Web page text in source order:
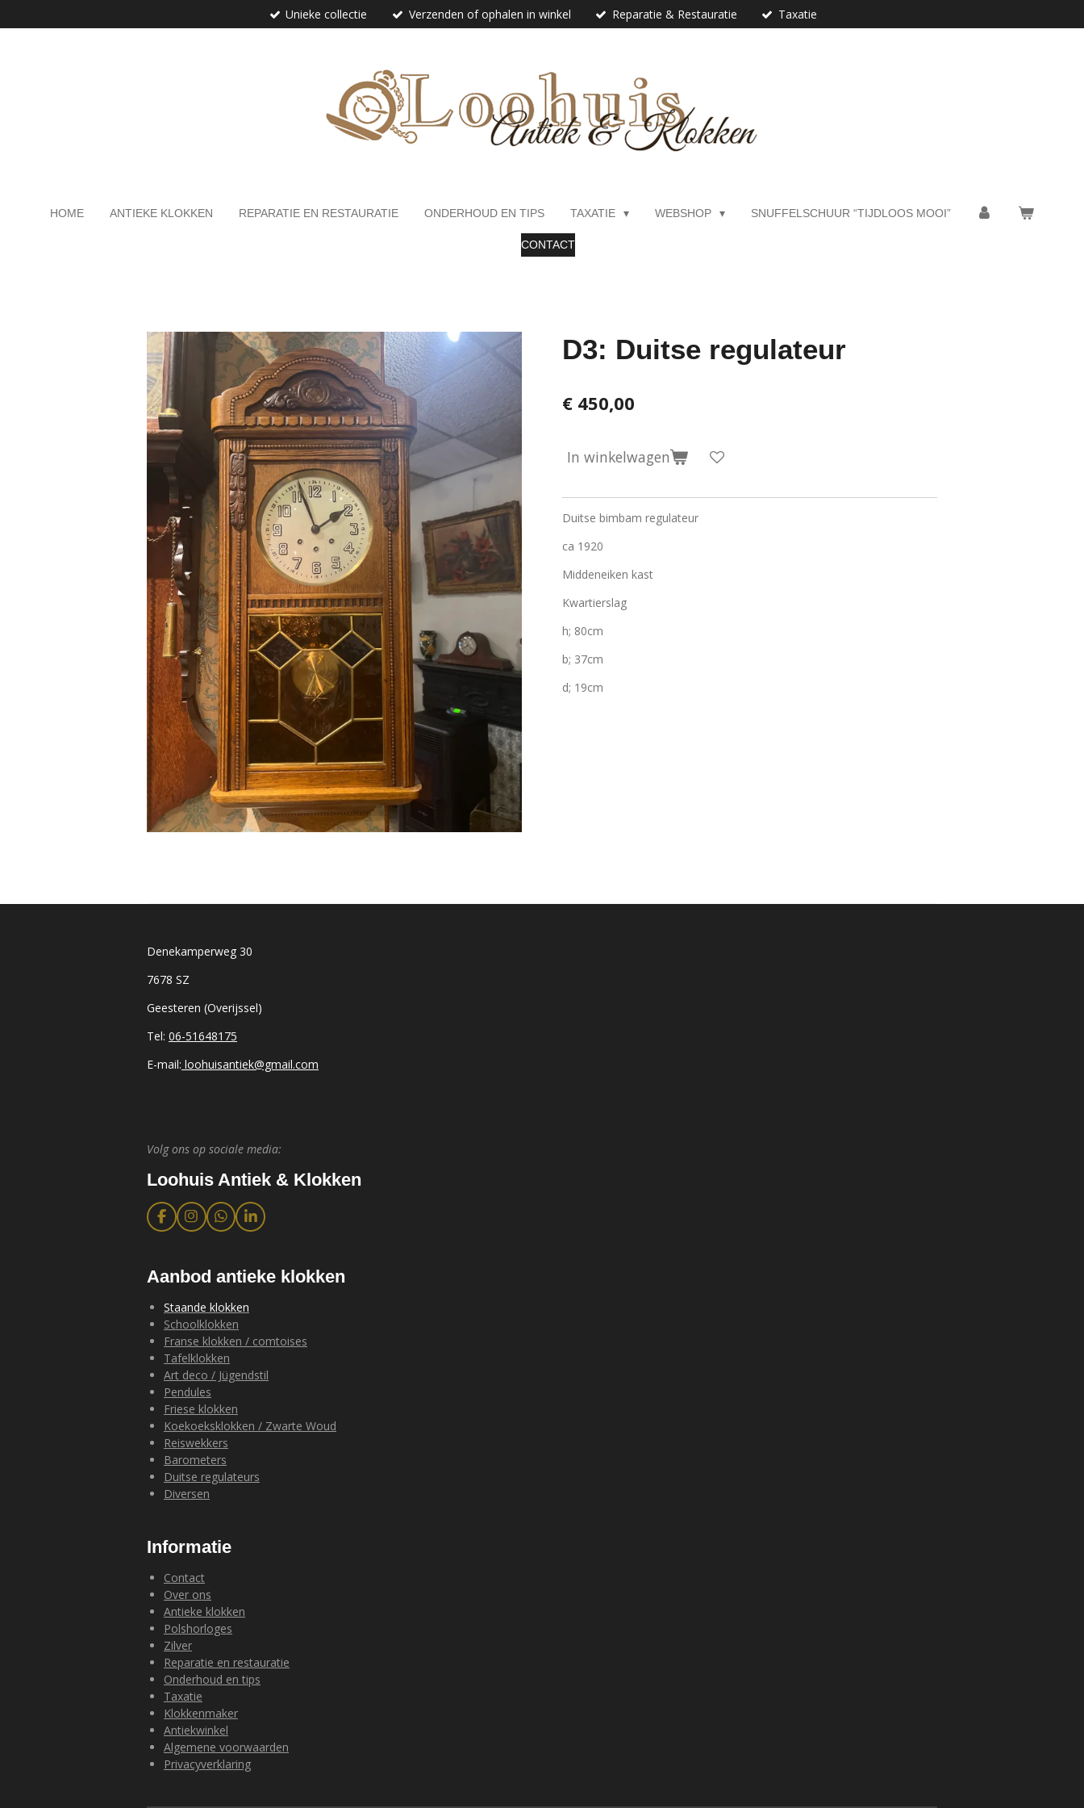
direct
Unieke collectie Verzenden of ophalen in winkel Reparatie & Restauratie Taxatie
HOME ANTIEKE KLOKKEN REPARATIE EN RESTAURATIE ONDERHOUD EN TIPS TAXATIE WEBSHOP SNUFFELSCHUUR “TIJDLOOS MOOI”
CONTACT
D3: Duitse regulateur
€ 450,00
In winkelwagen
Duitse bimbam regulateur
ca 1920
Middeneiken kast
Kwartierslag
h; 80cm
b; 37cm
d; 19cm
Denekamperweg 30
7678 SZ
Geesteren (Overijssel)
Tel: 06-51648175
E-mail: loohuisantiek@gmail.com
Volg ons op sociale media:
Loohuis Antiek & Klokken
F
a
b
o
k
I
n
a
g
a
m
W
h
s
A
p
p
L
i
e
d
Aanbod antieke klokken
Staande klokken
Schoolklokken
Franse klokken / comtoises
Tafelklokken
Art deco / Jügendstil
Pendules
Friese klokken
Koekoeksklokken / Zwarte Woud
Reiswekkers
Barometers
Duitse regulateurs
Diversen
Informatie
Contact
Over ons
Antieke klokken
Polshorloges
Zilver
Reparatie en restauratie
Onderhoud en tips
Taxatie
Klokkenmaker
Antiekwinkel
Algemene voorwaarden
Privacyverklaring